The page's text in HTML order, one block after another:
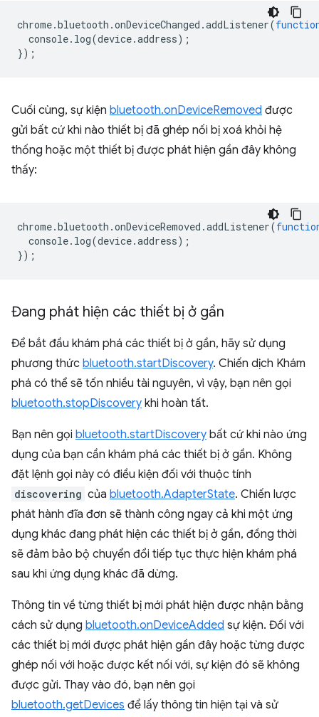
chrome.bluetooth .onDeviceChanged .addListener(
console. log(device.address);
});
Cuối cùng, sự kiện bluetooth.onDeviceRemoved được
gửi bất cứ khi nào thiết bị đã ghép nối bị xoá khỏi hệ
thống hoặc một thiết bị được phát hiện gần đây không
thấy:
chrome.bluetooth .onDeviceRemoved .addListener(
console. log(device.address);
});
Đang phát hiện các thiết bị ở gần
Để bắt đầu khám phá các thiết bị ở gần, hãy sử dụng
phương thức bluetooth.startDiscovery. Chiến dịch Khám
phá có thể sẽ tốn nhiều tài nguyên, vì vậy, bạn nên gọi
bluetooth.stopDiscovery khi hoàn tất.
Bạn nên gọi bluetooth.startDiscovery bất cứ khi nào ứng
dụng của bạn cần khám phá các thiết bị ở gần. Không
đặt lệnh gọi này có điều kiện đối với thuộc tính
discovering của bluetooth.AdapterState. Chiến lược
phát hành đĩa đơn sẽ thành công ngay cả khi một ứng
dụng khác đang phát hiện các thiết bị ở gần, đồng thời
sẽ đảm bảo bộ chuyển đổi tiếp tục thực hiện khám phá
sau khi ứng dụng khác đã dừng.
Thông tin về từng thiết bị mới phát hiện được nhận bằng
cách sử dụng bluetooth.onDeviceAdded sự kiện. Đối với
các thiết bị mới được phát hiện gần đây hoặc từng được
ghép nối với hoặc được kết nối với, sự kiện đó sẽ không
được gửi. Thay vào đó, bạn nên gọi
bluetooth.getDevices để lấy thông tin hiện tại và sử